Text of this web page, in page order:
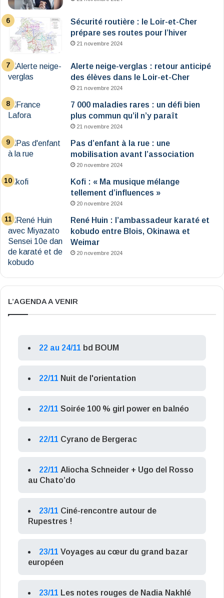
Sécurité routière : le Loir-et-Cher
prépare ses routes pour l’hiver
21 novembre 2024
Alerte neige-verglas : retour anticipé
des élèves dans le Loir-et-Cher
21 novembre 2024
7 000 maladies rares : un défi bien
plus commun qu’il n’y paraît
21 novembre 2024
Pas d’enfant à la rue : une
mobilisation avant l’association
20 novembre 2024
Kofi : « Ma musique mélange
tellement d’influences »
20 novembre 2024
René Huin : l’ambassadeur karaté et
kobudo entre Blois, Okinawa et
Weimar
20 novembre 2024
L’AGENDA A VENIR
22 au 24/11 bd BOUM
22/11 Nuit de l'orientation
22/11 Soirée 100 % girl power en balnéo
22/11 Cyrano de Bergerac
22/11 Aliocha Schneider + Ugo del Rosso
au Chato’do
23/11 Ciné-rencontre autour de
Rupestres !
23/11 Voyages au cœur du grand bazar
européen
23/11 Les notes rouges de Nadia Nakhlé